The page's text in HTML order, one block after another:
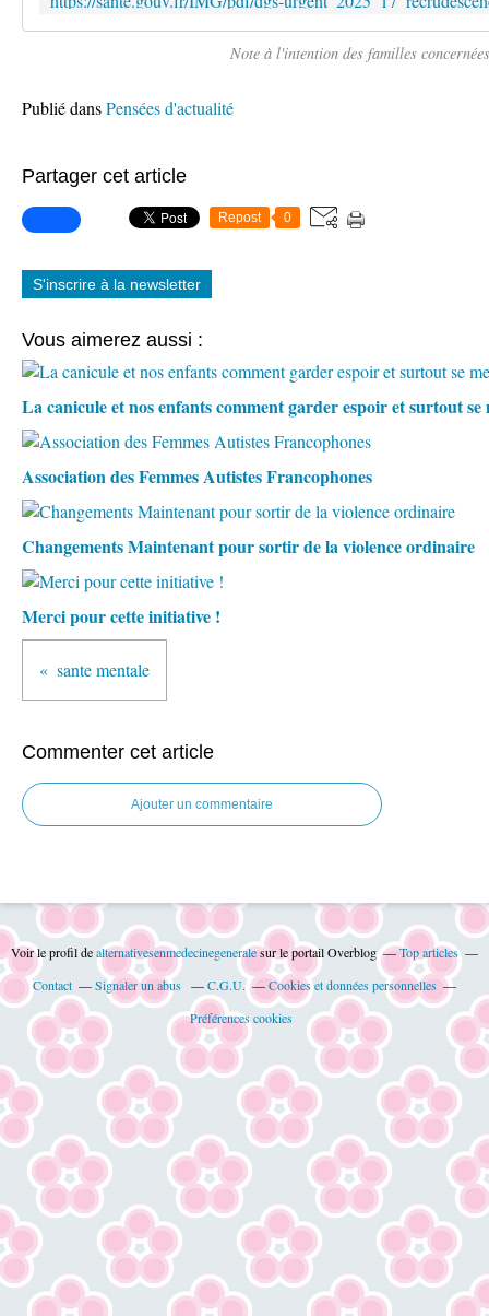
Note à l'intention des familles concernées
Publié dansPensées d'actualité
Partager cet article
Repost 0
S'inscrire à la newsletter
Vous aimerez aussi :
La canicule et nos enfants comment garder espoir et surtout
Association des Femmes Autistes Francophones
Changements Maintenant pour sortir de la violence ordinaire
Merci pour cette initiative !
sante mentale
Commenter cet article
Ajouter un commentaire
Voir le profil dealternativesenmedecinegeneralesur le portail Overblog
Top articles
Contact
Signaler un abus C.G.U.
Cookies et données personnelles
Préférences cookies